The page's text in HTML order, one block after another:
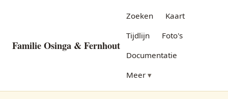
Familie Osinga & Fernhout
Zoeken
Kaart
Tijdlijn
Foto's
Documentatie
Meer